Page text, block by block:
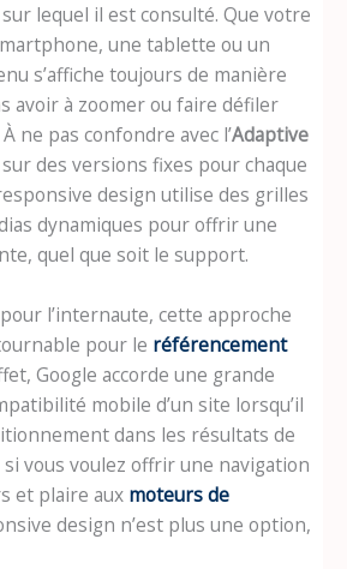
sur lequel il est consulté. Que votre
une tablette ou un
s’affiche toujours de manière
avoir à zoomer ou faire défiler
ne pas confondre avec l’Adaptive
des versions fixes pour chaque
design utilise des grilles
dynamiques pour offrir une
quel que soit le support.
l’internaute, cette approche
pour le référencement
Google accorde une grande
mobile d’un site lorsqu’il
dans les résultats de
vous voulez offrir une navigation
et plaire aux moteurs de
design n’est plus une option,